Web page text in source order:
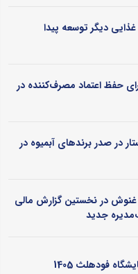
دیگر توسعه پیدا
حفظ اعتماد مصرف‌کننده در
در صدر برندهای آبمیوه در
در نخستین گزارش مالی
جدید
فودهلث 1405